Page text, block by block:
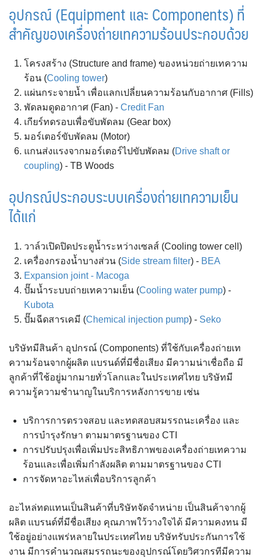
อุปกรณ์ (Equipment และ Components) ที่
สำคัญของเครื่องถ่ายเทความร้อนประกอบด้วย
โครงสร้าง (Structure and frame) ของหน่วยถ่ายเทความ
ร้อน (Cooling tower)
แผ่นกระจายน้ำ เพื่อแลกเปลี่ยนความร้อนกับอากาศ (Fills)
พัดลมดูดอากาศ (Fan) - Credit Fan
เกียร์ทดรอบเพื่อขับพัดลม (Gear box)
มอร์เตอร์ขับพัดลม (Motor)
แกนส่งแรงจากมอร์เตอร์ไปขับพัดลม (Drive shaft or
coupling) - TB Woods
อุปกรณ์ประกอบระบบเครื่องถ่ายเทความเย็น
ได้แก่
วาล์วเปิดปิดประตูน้ำระหว่างเซลส์ (Cooling tower cell)
เครื่องกรองน้ำบางส่วน (Side stream filter) - BEA
Expansion joint - Macoga
ปั๊มน้ำระบบถ่ายเทความเย็น (Cooling water pump) -
Kubota
ปั๊มฉีดสารเคมี (Chemical injection pump) - Seko
บริษัทมีสินค้า อุปกรณ์ (Components) ที่ใช้กับเครื่องถ่ายเท
ความร้อนจากผู้ผลิต แบรนด์ที่มีชื่อเสียง มีความน่าเชื่อถือ มี
ลูกค้าที่ใช้อยู่มากมายทั่วโลกและในประเทศไทย บริษัทมี
ความรู้ความชำนาญในบริการหลังการขาย เช่น
บริการการตรวจสอบ และทดสอบสมรรถนะเครื่อง และ
การบำรุงรักษา ตามมาตรฐานของ CTI
การปรับปรุงเพื่อเพิ่มประสิทธิภาพของเครื่องถ่ายเทความ
ร้อนและเพื่อเพิ่มกำลังผลิต ตามมาตรฐานของ CTI
การจัดหาอะไหล่เพื่อบริการลูกค้า
อะไหล่ทดแทนเป็นสินค้าที่บริษัทจัดจำหน่าย เป็นสินค้าจากผู้
ผลิต แบรนด์ที่มีชื่อเสียง คุณภาพใว้วางใจได้ มีความคงทน มี
ใช้อยู่อย่างแพร่หลายในประเทศไทย บริษัทรับประกันการใช้
งาน มีการคำนวณสมรรถนะของอุปกรณ์โดยวิศวกรทีมีความ